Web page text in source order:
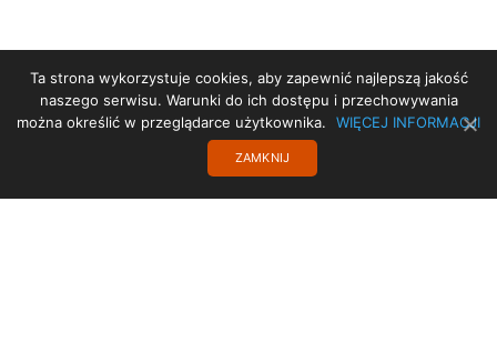
Ta strona wykorzystuje cookies, aby zapewnić najlepszą jakość
naszego serwisu. Warunki do ich dostępu i przechowywania
można określić w przeglądarce użytkownika.
WIĘCEJ INFORMACJI
ZAMKNIJ
STRONA GŁÓWNA
DEKLARACJA DOSTĘPNOŚCI
PROJEKT UE